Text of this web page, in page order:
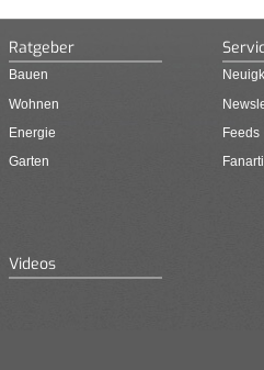
Ratgeber
Bauen
Wohnen
Energie
Garten
Feeds
Videos